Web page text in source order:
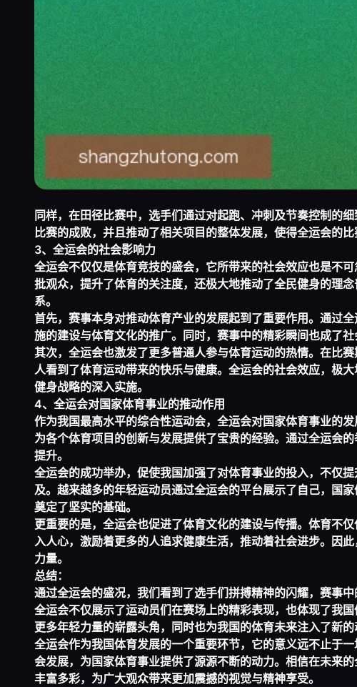
同样，在田径比赛中，选手们通过对起跑、冲刺及节奏控制的
比赛的成败，并且推动了相关项目的整体发展，使得全运会的比
3、全运会的社会影响力
全运会不仅仅是体育竞技的盛会，它所带来的社会效应也是不
批观众，提升了体育的关注度，还极大地推动了全民健身的理
系。
首先，赛事本身对推动体育产业的发展起到了重要作用。通过
施的建设与体育文化的推广。同时，赛事中的精彩瞬间也成了
其次，全运会也激发了更多普通人参与体育运动的热情。在比
人看到了体育运动带来的快乐与健康。全运会的社会效应，极
健身战略的深入实施。
4、全运会对国家体育事业的推动作用
作为我国最高水平的综合性运动会，全运会对国家体育事业的
为各个体育项目的创新与发展提供了宝贵的经验。通过全运会
提升。
全运会的成功举办，促使我国加强了对体育事业的投入，不仅
及。越来越多的年轻运动员通过全运会的平台展示了自己，国
奠定了坚实的基础。
更重要的是，全运会也促进了体育文化的建设与传播。体育不
入人心，激励着更多的人追求健康生活，推动着社会进步。因
力量。
总结：
通过全运会的盛况，我们看到了选手们拼搏精神的闪耀，赛事
全运会不仅展示了运动员们在赛场上的精彩表现，也体现了我
更多年轻力量的崭露头角，同时也为我国的体育未来注入了新的
全运会作为我国体育发展的一个重要环节，它的意义远不止于
会发展，为国家体育事业提供了源源不断的动力。相信在未来
丰富多彩，为广大观众带来更加震撼的视觉与精神享受。